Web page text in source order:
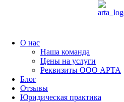
О нас
Наша команда
Цены на услуги
Реквизиты ООО АРТА
Блог
Отзывы
Юридическая практика